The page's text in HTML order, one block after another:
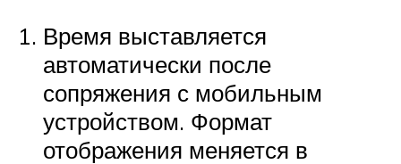
Время выставляется
автоматически после
сопряжения с мобильным
устройством. Формат
отображения меняется в